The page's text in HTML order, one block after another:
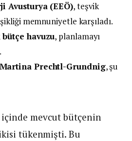
Avusturya (EEÖ), teşvik
memnuniyetle karşıladı.
havuzu, planlamayı
Martina Prechtl-Grundnig, şu
içinde mevcut bütçenin
tükenmişti. Bu